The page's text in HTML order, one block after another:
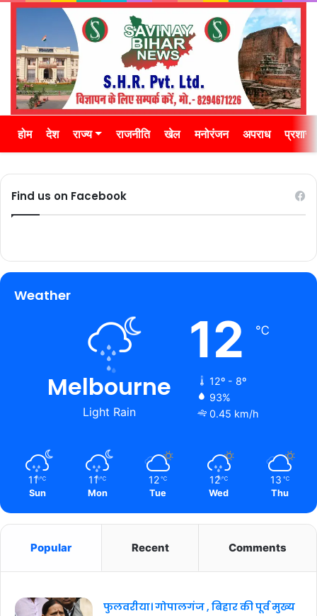
होम देश राज्य राजनीति खेल मनोरंजन अपराध
Find us on Facebook
Weather
Melbourne
Light Rain
12 ℃
12º - 8º
93%
0.45 km/h
11 ℃
Sun
11 ℃
Mon
12 ℃
Tue
12 ℃
Wed
13 ℃
Thu
Popular Recent Comments
फुलवरीया। गोपालगंज , बिहार की पूर्व मुख्य